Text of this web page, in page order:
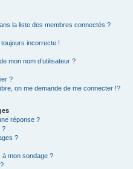
la liste des membres connectés ?
toujours incorrecte !
mon nom d’utilisateur ?
?
on me demande de me connecter !?
réponse ?
?
?
à mon sondage ?